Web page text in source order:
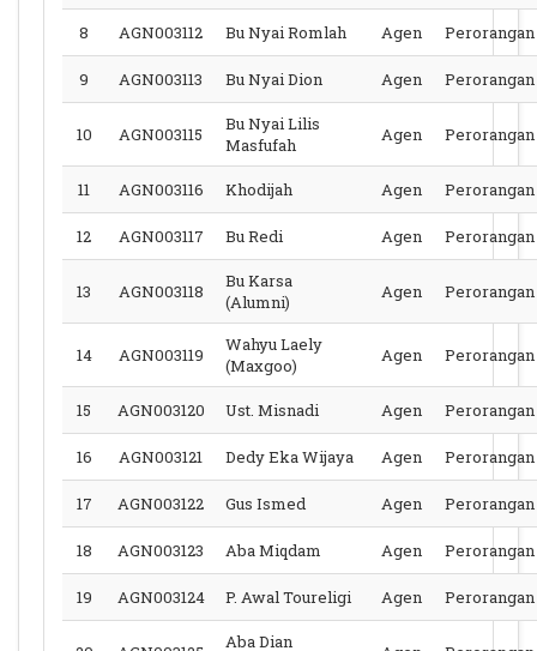
8 AGN003112 Bu Nyai Romlah Agen Perorangan
9 AGN003113 Bu Nyai Dion Agen Perorangan
10 AGN003115
Bu Nyai Lilis
Masfufah
Agen Perorangan
11 AGN003116 Khodijah Agen Perorangan
12 AGN003117 Bu Redi Agen Perorangan
13 AGN003118
Bu Karsa
(Alumni)
Agen Perorangan
14 AGN003119
Wahyu Laely
(Maxgoo)
Agen Perorangan
15 AGN003120 Ust. Misnadi Agen Perorangan
16 AGN003121 Dedy Eka Wijaya Agen Perorangan
17 AGN003122 Gus Ismed Agen Perorangan
18 AGN003123 Aba Miqdam Agen Perorangan
19 AGN003124 P. Awal Toureligi Agen Perorangan
Aba Dian